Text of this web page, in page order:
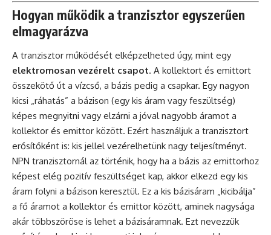
Hogyan működik a tranzisztor egyszerűen
elmagyarázva
A tranzisztor működését elképzelheted úgy, mint egy
elektromosan vezérelt csapot. A kollektort és emittort
összekötő út a vízcső, a bázis pedig a csapkar. Egy nagyon
kicsi „ráhatás” a bázison (egy kis áram vagy feszültség)
képes megnyitni vagy elzárni a jóval nagyobb áramot a
kollektor és emittor között. Ezért használjuk a tranzisztort
erősítőként is: kis jellel vezérelhetünk nagy teljesítményt.
NPN tranzisztornál az történik, hogy ha a bázis az emittorhoz
képest elég pozitív feszültséget kap, akkor elkezd egy kis
áram folyni a bázison keresztül. Ez a kis bázisáram „kicibálja”
a fő áramot a kollektor és emittor között, aminek nagysága
akár többszöröse is lehet a bázisáramnak. Ezt nevezzük